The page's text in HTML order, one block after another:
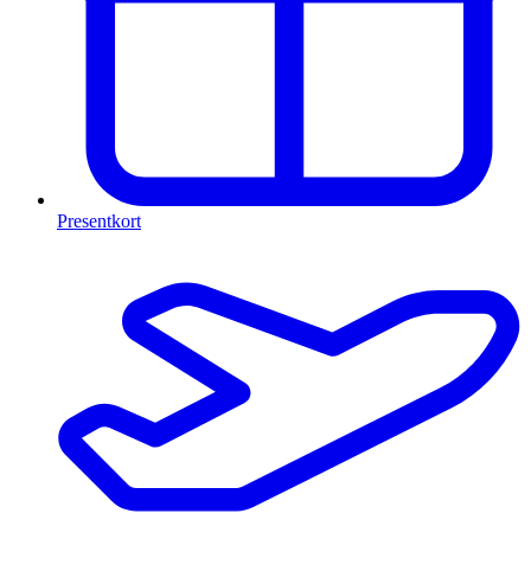
Presentkort